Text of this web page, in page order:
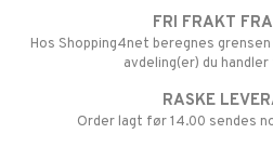
FRI FRAKT
Hos Shopping4net beregnes
avdeling(er) du
RASKE
Order lagt før 14.00 sendes